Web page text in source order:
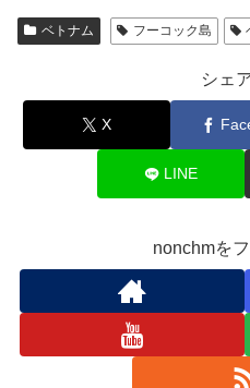
ベトナム フーコック島
シェ
X
LINE
nonchmを